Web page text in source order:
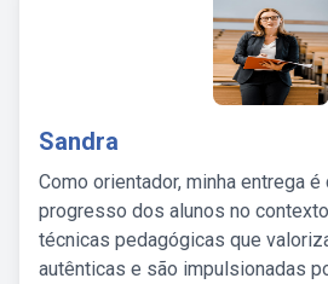
Sandra
Como orientador, minha entrega
progresso dos alunos no
técnicas pedagógicas que
autênticas e são impulsionadas